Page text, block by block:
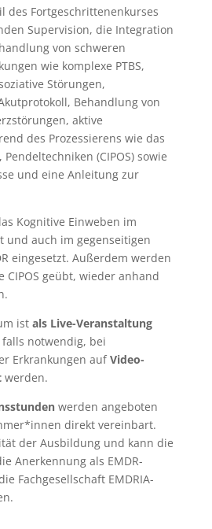
des Fortgeschrittenenkurses
Supervision, die Integration
von schweren
wie komplexe PTBS,
Störungen,
Behandlung von
aktive
des Prozessierens wie das
(CIPOS) sowie
und eine Anleitung zur
Kognitive Einweben im
und auch im gegenseitigen
eingesetzt. Außerdem werden
CIPOS geübt, wieder anhand
ist als Live-Veranstaltung
notwendig, bei
Erkrankungen aufVideo-
werden.
werden angeboten
direkt vereinbart.
der Ausbildung und kann die
Anerkennung als EMDR-
Fachgesellschaft EMDRIA-